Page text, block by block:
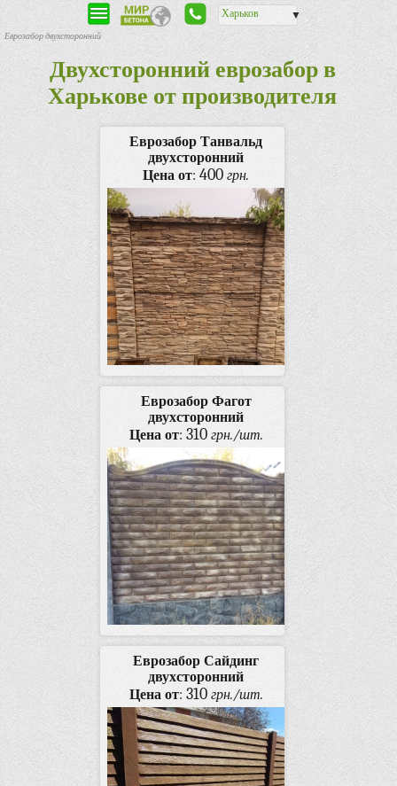
Харьков ▼
Еврозабор двухсторонний
Двухсторонний еврозабор в
Харькове от производителя
Еврозабор Танвальд
двухсторонний
Цена от:400 грн.
Еврозабор Фагот
двухсторонний
Цена от: 310 грн./шт.
Еврозабор Сайдинг
двухсторонний
Цена от: 310 грн./шт.